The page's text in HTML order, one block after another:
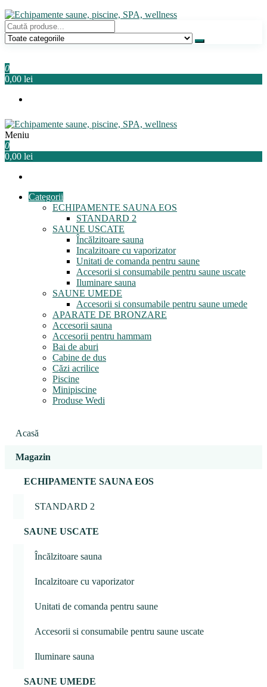
Sari
la
conținut
Echipamente saune, piscine, SPA, wellness
Relaxeaza-te!
0
0,00 lei
Echipamente saune, piscine, SPA, wellness
Relaxeaza-te!
Meniu
0
0,00 lei
Categorii
ECHIPAMENTE SAUNA EOS
STANDARD 2
SAUNE USCATE
Încălzitoare sauna
Incalzitoare cu vaporizator
Unitati de comanda pentru saune
Accesorii si consumabile pentru saune uscate
Iluminare sauna
SAUNE UMEDE
Accesorii si consumabile pentru saune umede
APARATE DE BRONZARE
Accesorii sauna
Accesorii pentru hammam
Bai de aburi
Cabine de dus
Căzi acrilice
Piscine
Minipiscine
Produse Wedi
Acasă
Magazin
ECHIPAMENTE SAUNA EOS
STANDARD 2
SAUNE USCATE
Încălzitoare sauna
Incalzitoare cu vaporizator
Unitati de comanda pentru saune
Accesorii si consumabile pentru saune uscate
Iluminare sauna
SAUNE UMEDE